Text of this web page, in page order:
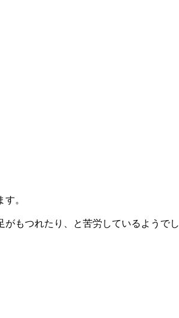
。
もつれたり、と苦労しているようでし